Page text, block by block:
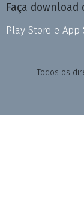
Faça download
Play Store e App
Todos os